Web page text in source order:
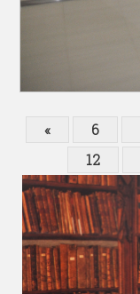
« 6
12